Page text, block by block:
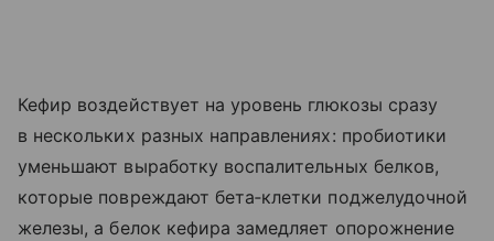
Кефир воздействует на уровень глюкозы сразу
в нескольких разных направлениях: пробиотики
уменьшают выработку воспалительных белков,
которые повреждают бета‑клетки поджелудочной
железы, а белок кефира замедляет опорожнение